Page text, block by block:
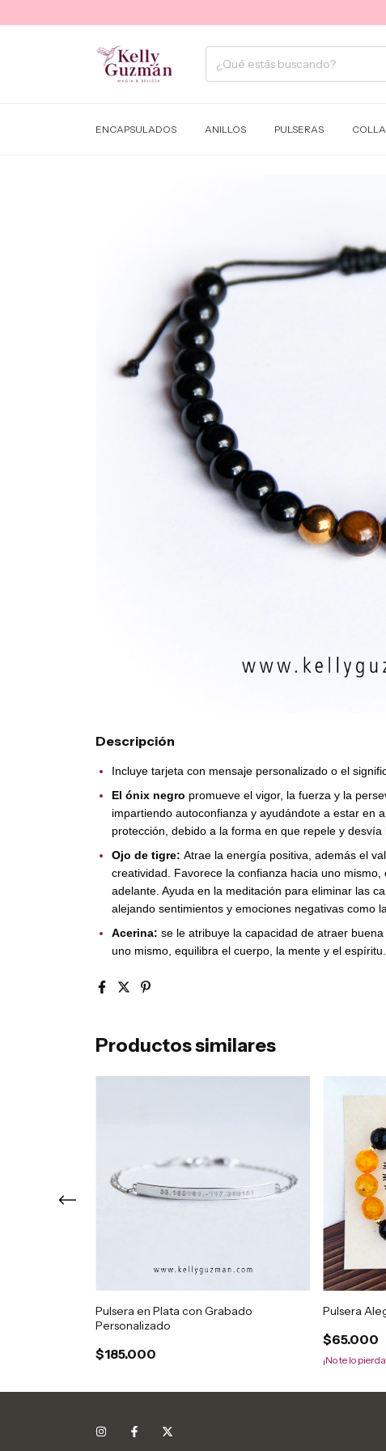
ENCAPSULADOS ANILLOS PULSERAS
Descripción
Incluye tarjeta con mensaje personalizado o el
El ónix negro promueve el vigor, la fuerza y la
impartiendo autoconfianza y ayudándote a estar en
protección, debido a la forma en que repele y
Ojo de tigre: Atrae la energía positiva, además el
creatividad. Favorece la confianza hacia uno
adelante. Ayuda en la meditación para eliminar las
alejando sentimientos y emociones negativas como
Acerina: se le atribuye la capacidad de atraer
uno mismo, equilibra el cuerpo, la mente y el espíritu.
Productos similares
Pulsera en Plata con Grabado
Personalizado
$185.000
Pulsera
$65.000
¡No te lo